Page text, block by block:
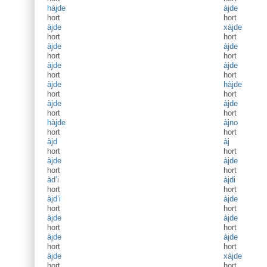
hàjde
hort
àjde
hort
àjde
hort
xàjde
hort
àjde
hort
àjde
hort
àjde
hort
àjde
hort
àjde
hort
hàjde
hort
àjde
hort
àjde
hort
hàjde
hort
àjno
hort
àjd
hort
àj
hort
àjde
hort
àjde
hort
àd’i
hort
àjdi
hort
àjd’i
hort
àjde
hort
àjde
hort
àjde
hort
àjde
hort
àjde
hort
àjde
xàjde